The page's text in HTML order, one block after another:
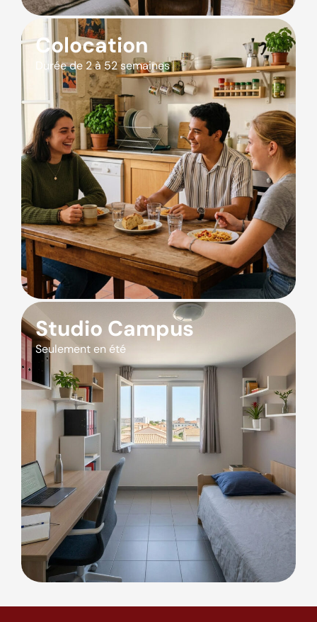
Colocation
Durée de 2 à 52 semaines
Studio Campus
Seulement en été